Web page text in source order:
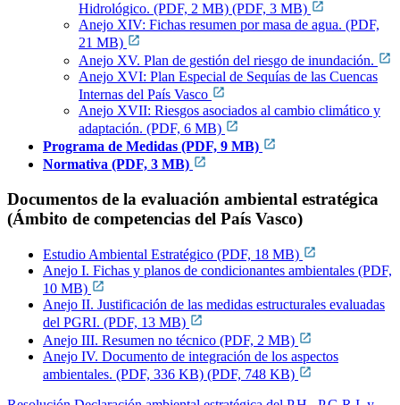
Hidrológico. (PDF, 2 MB) (PDF, 3 MB)
Anejo XIV: Fichas resumen por masa de agua. (PDF,
21 MB)
Anejo XV. Plan de gestión del riesgo de inundación.
Anejo XVI: Plan Especial de Sequías de las Cuencas
Internas del País Vasco
Anejo XVII: Riesgos asociados al cambio climático y
adaptación. (PDF, 6 MB)
Programa de Medidas (PDF, 9 MB)
Normativa (PDF, 3 MB)
Documentos de la evaluación ambiental estratégica
(Ámbito de competencias del País Vasco)
Estudio Ambiental Estratégico (PDF, 18 MB)
Anejo I. Fichas y planos de condicionantes ambientales (PDF,
10 MB)
Anejo II. Justificación de las medidas estructurales evaluadas
del PGRI. (PDF, 13 MB)
Anejo III. Resumen no técnico (PDF, 2 MB)
Anejo IV. Documento de integración de los aspectos
ambientales. (PDF, 336 KB) (PDF, 748 KB)